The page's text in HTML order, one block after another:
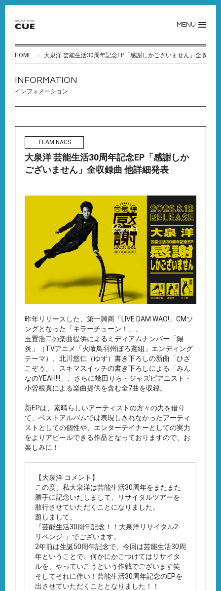
MENU
HOME 大泉洋 芸能生活30周年記念EP「感謝しかございません」全収録曲
INFORMATION
インフォメーション
TEAM NACS
大泉洋 芸能生活30周年記念EP「感謝しか
ございません」全収録曲 他詳細発表
昨年リリースした、第一興商「LIVE DAM WAO!」CMソ
ングとなった「キラーチューン！」、
玉置浩二の楽曲提供によるミディアムナンバー「陽
炎」（TVアニメ「火喰鳥羽州ぼろ鳶組」エンディング
テーマ）、北川悠仁（ゆず）書き下ろしの新曲「ひざ
こぞう」、スキマスイッチの書き下ろしによる「みん
なのYEAH!!!」、さらに幾田りら・ジャズピアニスト・
小曽根真による楽曲提供を含む全7曲を収録。
新EPは、素晴らしいアーティストの方々の力を借り
て、ベストアルバムでは表現しきれなかったアーティ
ストとしての個性や、エンターテイナーとしての実力
をよりアピールできる作品となっておりますので、お
楽しみに！
【大泉洋 コメント】
この度、私大泉洋は芸能生活30周年をまたまた
勝手に記念いたしまして、リサイタルツアーを
敢行させていただくことになりました。
題しまして、
『芸能生活30周年記念！！大泉洋リサイタル2-
リベンジ-』でございます。
2年前は生誕50周年記念で、今回は芸能生活30周
年ということで、何かにかこつけてはリサイタ
ルを、やっていこうという作戦でございます笑
そしてそれに伴い！芸能生活30周年記念のEPを
出させていただくこととなりました！！